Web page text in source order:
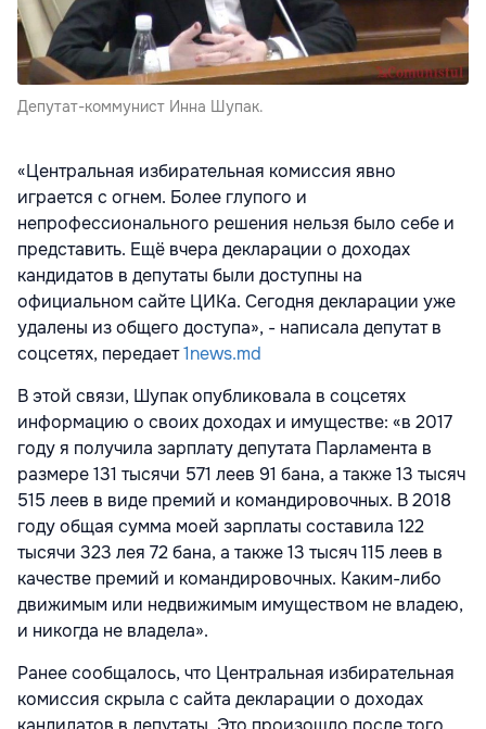
Депутат-коммунист Инна Шупак.
«Центральная избирательная комиссия явно
играется с огнем. Более глупого и
непрофессионального решения нельзя было себе и
представить. Ещё вчера декларации о доходах
кандидатов в депутаты были доступны на
официальном сайте ЦИКа. Сегодня декларации уже
удалены из общего доступа», - написала депутат в
соцсетях, передает1news.md
В этой связи, Шупак опубликовала в соцсетях
информацию о своих доходах и имуществе: «в 2017
году я получила зарплату депутата Парламента в
размере 131 тысячи 571 леев 91 бана, а также 13 тысяч
515 леев в виде премий и командировочных. В 2018
году общая сумма моей зарплаты составила 122
тысячи 323 лея 72 бана, а также 13 тысяч 115 леев в
качестве премий и командировочных. Каким-либо
движимым или недвижимым имуществом не владею,
и никогда не владела».
Ранее сообщалось, что Центральная избирательная
комиссия скрыла с сайта декларации о доходах